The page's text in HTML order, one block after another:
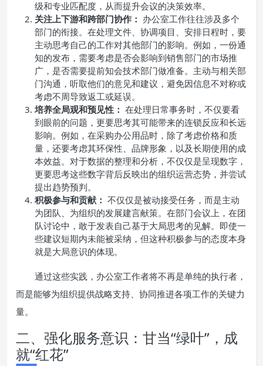
级和专业匹配度，从而提升会议的决策效率。
关注上下游和跨部门协作： 办公室工作往往涉及多个
部门的衔接。在处理文件、协调项目、安排日程时，要
主动思考自己的工作对其他部门的影响。例如，一份通
知的发布，需要考虑是否会影响到销售部门的市场推
广，是否需要提前知会技术部门做准备。主动与相关部
门沟通，听取他们的意见和建议，避免因信息不对称或
考虑不周导致返工或延误。
培养全局观和预见性： 在处理日常事务时，不仅要看
到眼前的问题，更要思考其可能带来的连锁反应和长远
影响。例如，在采购办公用品时，除了考虑价格和质
量，还要考虑其环保性、品牌形象，以及长期使用的成
本效益。对于数据的整理和分析，不仅仅是呈现数字，
更要思考这些数字背后反映出的组织运营态势，并尝试
提出趋势预判。
积极参与和贡献： 不仅仅是被动接受任务，而是主动
为团队、为组织的发展建言献策。在部门会议上，在团
队讨论中，敢于发表自己基于大局思考的见解。即使一
些建议短期内未能被采纳，但这种积极参与的态度本身
就是大局意识的体现。
通过这些实践，办公室工作者将不再是单纯的执行者，
而是能够为组织提供战略支持、协同推进各项工作的关键力
量。
二、强化服务意识：甘当“绿叶”，成
就“红花”